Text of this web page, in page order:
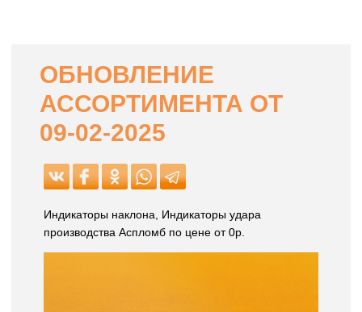
ОБНОВЛЕНИЕ
АССОРТИМЕНТА ОТ
09-02-2025
Индикаторы наклона, Индикаторы удара
производства Аспломб по цене от 0р.